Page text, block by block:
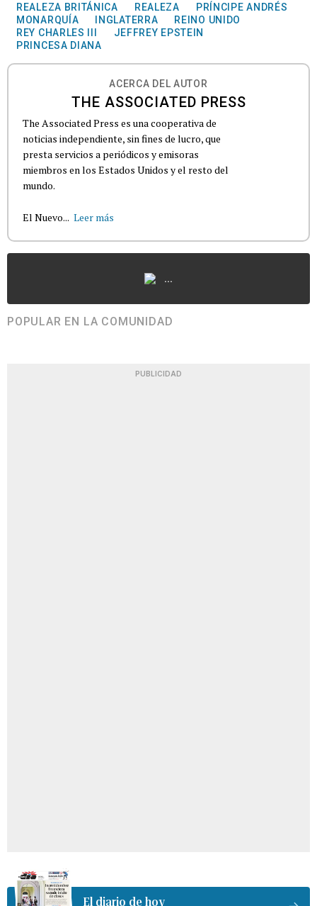
REALEZA BRITÁNICA REALEZA
PRÍNCIPE ANDRÉS
MONARQUÍA
INGLATERRA
REINO UNIDO
REY CHARLES III
JEFFREY EPSTEIN
PRINCESA DIANA
ACERCA DEL AUTOR
THE ASSOCIATED PRESS
The Associated Press es una cooperativa de
noticias independiente, sin fines de lucro, que
presta servicios a periódicos y emisoras
miembros en los Estados Unidos y el resto del
mundo.
El Nuevo... Leer más
...
POPULAR EN LA COMUNIDAD
PUBLICIDAD
El diario de hoy